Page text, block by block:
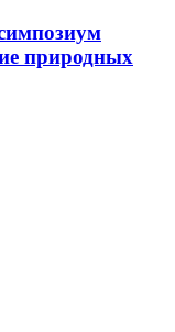
природных